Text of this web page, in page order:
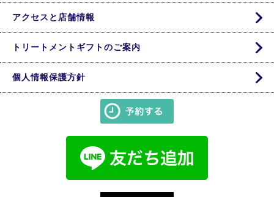
アクセスと店舗情報
トリートメントギフトのご案内
個人情報保護方針